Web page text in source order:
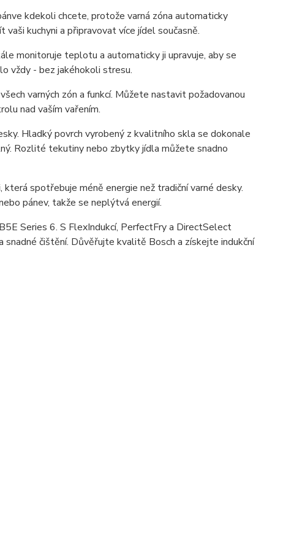
kdekoli chcete, protože varná zóna automaticky
kuchyni a připravovat více jídel současně.
monitoruje teplotu a automaticky ji upravuje, aby se
vždy - bez jakéhokoli stresu.
varných zón a funkcí. Můžete nastavit požadovanou
nad vaším vařením.
Hladký povrch vyrobený z kvalitního skla se dokonale
Rozlité tekutiny nebo zbytky jídla můžete snadno
spotřebuje méně energie než tradiční varné desky.
pánev, takže se neplýtvá energií.
Series 6. S FlexIndukcí, PerfectFry a DirectSelect
snadné čištění. Důvěřujte kvalitě Bosch a získejte indukční